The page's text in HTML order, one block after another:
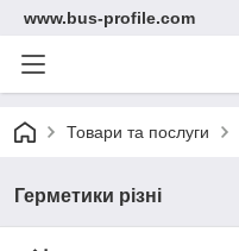
www.bus-profile.com
Товари та послуги
Герметики різні